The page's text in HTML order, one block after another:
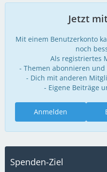
Jetzt
Mit einem Benutzerkonto
noch
Als registriertes
- Themen abonnieren
- Dich mit anderen
- Eigene Beiträge
Anmelden
Spenden-Ziel